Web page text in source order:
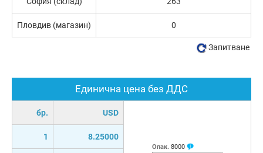
Единична цена без ДДС
бр. USD
1 8.25000
Опак. 8000
Пловдив (магазин) 0
Запитване